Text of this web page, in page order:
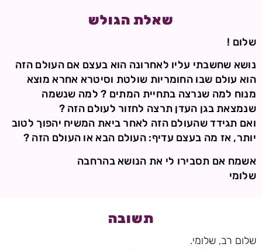
שאלת הגולש
שלום !
נושא שחשבתי עליו לאחרונה הוא בעצם אם העולם הזה
הוא עולם שבו החומריות שולטת וסיטרא אחרא מוצא
מנוח למה שנרצה בתחיית המתים ? למה שנשמה
שנמצאת בגן העדן תרצה לחזור לעולם הזה ?
ואם תגידד שהעולם הזה לאחר ביאת המשיח יהפוך לטוב
יותר, אז מה בעצם עדיף: העולם הבא או העולם הזה ?
אשמח אם תסבירו לי את הנושא בהרחבה
שלומי
תשובה
שלום רב, שלומי.